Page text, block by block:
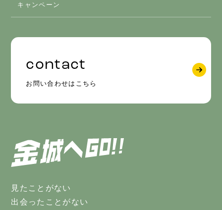
キャンペーン
contact
お問い合わせはこちら
見たことがない
出会ったことがない